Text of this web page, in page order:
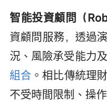
智能投資顧問（
資顧問服務，透過
況、風險承受能力
組合 。相比傳統理
不受時間限制、操